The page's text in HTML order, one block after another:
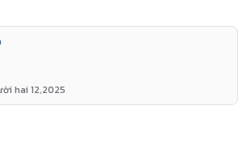
hai 12,2025